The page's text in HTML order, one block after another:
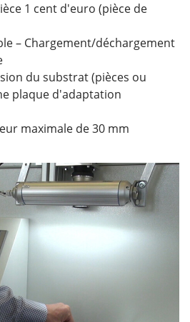
1 cent d'euro (pièce de
– Chargement/déchargement
du substrat (pièces ou
plaque d'adaptation
maximale de 30 mm